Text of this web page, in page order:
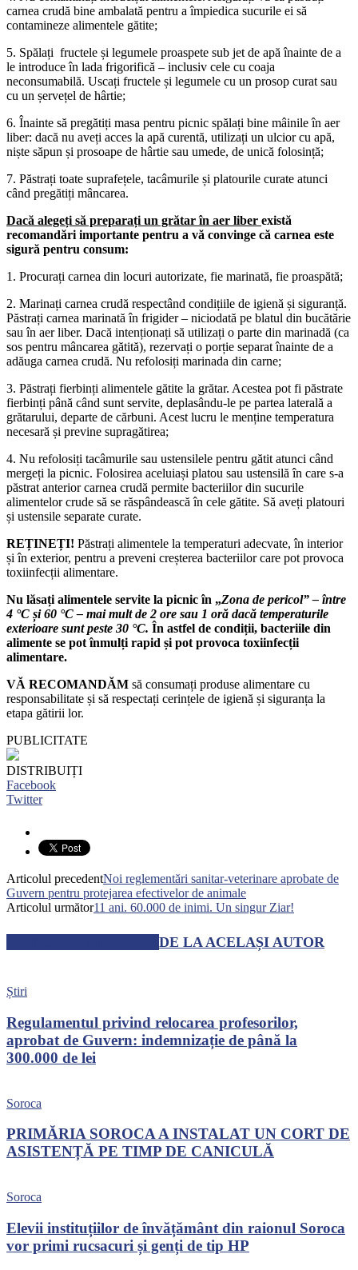
carnea crudă bine ambalată pentru a împiedica sucurile ei să
contamineze alimentele gătite;
5. Spălați fructele și legumele proaspete sub jet de apă înainte de a
le introduce în lada frigorifică – inclusiv cele cu coaja
neconsumabilă. Uscați fructele și legumele cu un prosop curat sau
cu un șervețel de hârtie;
6. Înainte să pregătiți masa pentru picnic spălați bine mâinile în aer
liber: dacă nu aveți acces la apă curentă, utilizați un ulcior cu apă,
niște săpun și prosoape de hârtie sau umede, de unică folosință;
7. Păstrați toate suprafețele, tacâmurile și platourile curate atunci
când pregătiți mâncarea.
Dacă alegeți să preparați un grătar în aer liber există
recomandări importante pentru a vă convinge că carnea este
sigură pentru consum:
1. Procurați carnea din locuri autorizate, fie marinată, fie proaspătă;
2. Marinați carnea crudă respectând condițiile de igienă și siguranță.
Păstrați carnea marinată în frigider – niciodată pe blatul din bucătărie
sau în aer liber. Dacă intenționați să utilizați o parte din marinadă (ca
sos pentru mâncarea gătită), rezervați o porție separat înainte de a
adăuga carnea crudă. Nu refolosiți marinada din carne;
3. Păstrați fierbinți alimentele gătite la grătar. Acestea pot fi păstrate
fierbinți până când sunt servite, deplasându-le pe partea laterală a
grătarului, departe de cărbuni. Acest lucru le menține temperatura
necesară și previne supragătirea;
4. Nu refolosiți tacâmurile sau ustensilele pentru gătit atunci când
mergeți la picnic. Folosirea aceluiași platou sau ustensilă în care s-a
păstrat anterior carnea crudă permite bacteriilor din sucurile
alimentelor crude să se răspândească în cele gătite. Să aveți platouri
și ustensile separate curate.
REȚINEȚI! Păstrați alimentele la temperaturi adecvate, în interior
și în exterior, pentru a preveni creșterea bacteriilor care pot provoca
toxiinfecții alimentare.
Nu lăsați alimentele servite la picnic în „Zona de pericol” – între
4 °C și 60 °C – mai mult de 2 ore sau 1 oră dacă temperaturile
exterioare sunt peste 30 °C. În astfel de condiții, bacteriile din
alimente se pot înmulți rapid și pot provoca toxiinfecții
alimentare.
VĂ RECOMANDĂM să consumați produse alimentare cu
responsabilitate și să respectați cerințele de igienă și siguranța la
etapa gătirii lor.
PUBLICITATE
DISTRIBUIȚI
Facebook
Twitter
Articolul precedentNoi reglementări sanitar-veterinare aprobate de
Guvern pentru protejarea efectivelor de animale
Articolul următor11 ani. 60.000 de inimi. Un singur Ziar!
DE LA ACELAȘI AUTOR
Știri
Regulamentul privind relocarea profesorilor,
aprobat de Guvern: indemnizație de până la
300.000 de lei
Soroca
PRIMĂRIA SOROCA A INSTALAT UN CORT DE
ASISTENȚĂ PE TIMP DE CANICULĂ
Soroca
Elevii instituțiilor de învățământ din raionul Soroca
vor primi rucsacuri și genți de tip HP